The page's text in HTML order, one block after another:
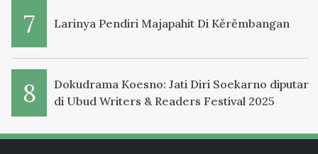
Larinya Pendiri Majapahit Di Kěrěmbangan
Dokudrama Koesno: Jati Diri Soekarno diputar
di Ubud Writers & Readers Festival 2025